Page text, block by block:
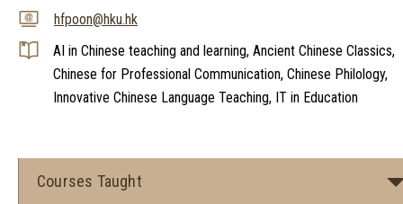
hfpoon@hku.hk
AI in Chinese teaching and learning, Ancient Chinese Classics,
Chinese for Professional Communication, Chinese Philology,
Innovative Chinese Language Teaching, IT in Education
Courses Taught